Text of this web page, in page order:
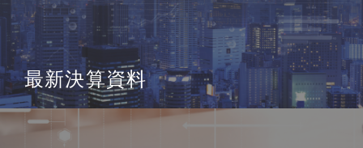
最新決算資料